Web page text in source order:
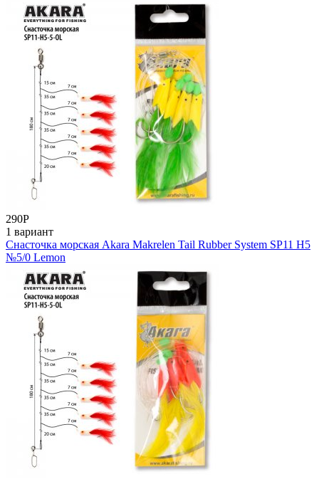
290Р
1 вариант
Снасточка морская Akara Makrelen Tail Rubber System SP11 H5
№5/0 Lemon